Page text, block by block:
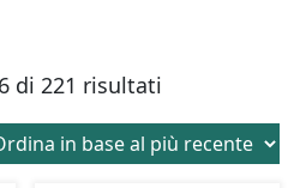
di 221 risultati
in
base